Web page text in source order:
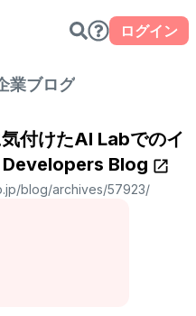
ログイン
業ブログ
付けたAI Labでのイ
Blog
blog/archives/57923/